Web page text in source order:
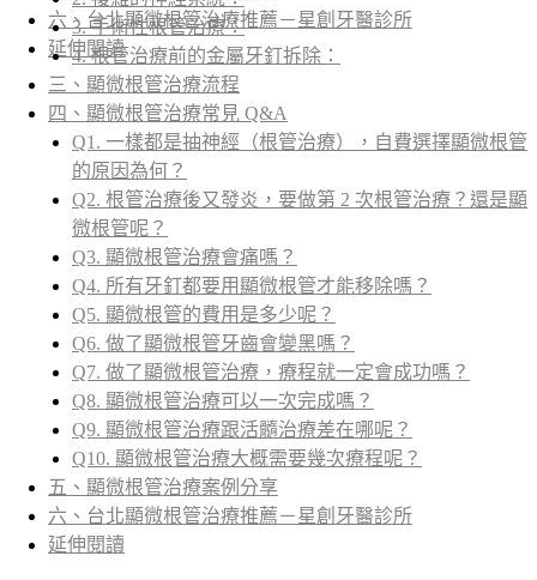
六、台北顯微根管治療推薦－星創牙醫診所
延伸閱讀
3. 手術性根管治療：
4. 根管治療前的金屬牙釘拆除：
三、顯微根管治療流程​​
四、顯微根管治療常見 Q&A
Q1. 一樣都是抽神經（根管治療），自費選擇顯微根管
的原因為何？
Q2. 根管治療後又發炎，要做第 2 次根管治療？還是顯
微根管呢？
Q3. 顯微根管治療會痛嗎？
Q4. 所有牙釘都要用顯微根管才能移除嗎？
Q5. 顯微根管的費用是多少呢？
Q6. 做了顯微根管牙齒會變黑嗎？
Q7. 做了顯微根管治療，療程就一定會成功嗎？
Q8. 顯微根管治療可以一次完成嗎？
Q9. 顯微根管治療跟活髓治療差在哪呢？
Q10. 顯微根管治療大概需要幾次療程呢？
五、顯微根管治療案例分享
六、台北顯微根管治療推薦－星創牙醫診所
延伸閱讀